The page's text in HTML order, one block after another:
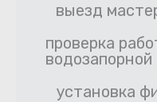
выезд
проверка
установка